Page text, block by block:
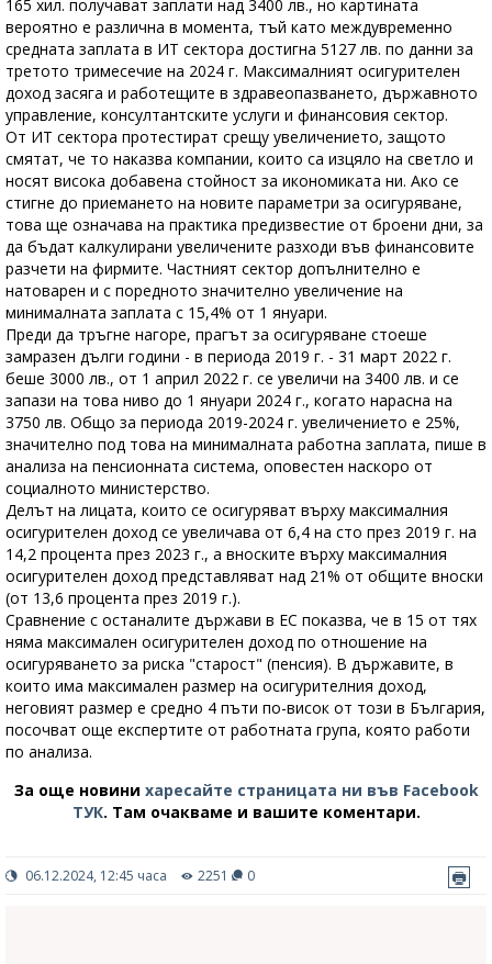
165 хил. получават заплати над 3400 лв., но картината
вероятно е различна в момента, тъй като междувременно
средната заплата в ИТ сектора достигна 5127 лв. по данни за
третото тримесечие на 2024 г. Максималният осигурителен
доход засяга и работещите в здравеопазването, държавното
управление, консултантските услуги и финансовия сектор.
От ИТ сектора протестират срещу увеличението, защото
смятат, че то наказва компании, които са изцяло на светло и
носят висока добавена стойност за икономиката ни. Ако се
стигне до приемането на новите параметри за осигуряване,
това ще означава на практика предизвестие от броени дни, за
да бъдат калкулирани увеличените разходи във финансовите
разчети на фирмите. Частният сектор допълнително е
натоварен и с поредното значително увеличение на
минималната заплата с 15,4% от 1 януари.
Преди да тръгне нагоре, прагът за осигуряване стоеше
замразен дълги години - в периода 2019 г. - 31 март 2022 г.
беше 3000 лв., от 1 април 2022 г. се увеличи на 3400 лв. и се
запази на това ниво до 1 януари 2024 г., когато нарасна на
3750 лв. Общо за периода 2019-2024 г. увеличението е 25%,
значително под това на минималната работна заплата, пише в
анализа на пенсионната система, оповестен наскоро от
социалното министерство.
Делът на лицата, които се осигуряват върху максималния
осигурителен доход се увеличава от 6,4 на сто през 2019 г. на
14,2 процента през 2023 г., а вноските върху максималния
осигурителен доход представляват над 21% от общите вноски
(от 13,6 процента през 2019 г.).
Сравнение с останалите държави в ЕС показва, че в 15 от тях
няма максимален осигурителен доход по отношение на
осигуряването за риска "старост" (пенсия). В държавите, в
които има максимален размер на осигурителния доход,
неговият размер е средно 4 пъти по-висок от този в България,
посочват още експертите от работната група, която работи
по анализа.
За още новини харесайте страницата ни във Facebook
ТУК. Там очакваме и вашите коментари.
06.12.2024, 12:45 часа 2251 0